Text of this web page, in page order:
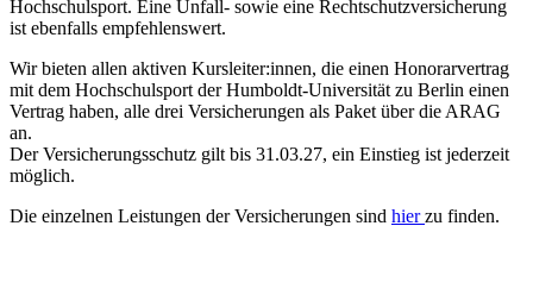
Hochschulsport. Eine Unfall- sowie eine Rechtschutzversicherung
ist ebenfalls empfehlenswert.
Wir bieten allen aktiven Kursleiter:innen, die einen Honorarvertrag
mit dem Hochschulsport der Humboldt-Universität zu Berlin einen
Vertrag haben, alle drei Versicherungen als Paket über die ARAG
an.
Der Versicherungsschutz gilt bis 31.03.27, ein Einstieg ist jederzeit
möglich.
Die einzelnen Leistungen der Versicherungen sind hierzu finden.